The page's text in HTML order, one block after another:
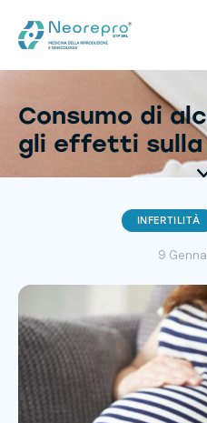
Consumo di
gli effetti
INFERTILITÀ
9